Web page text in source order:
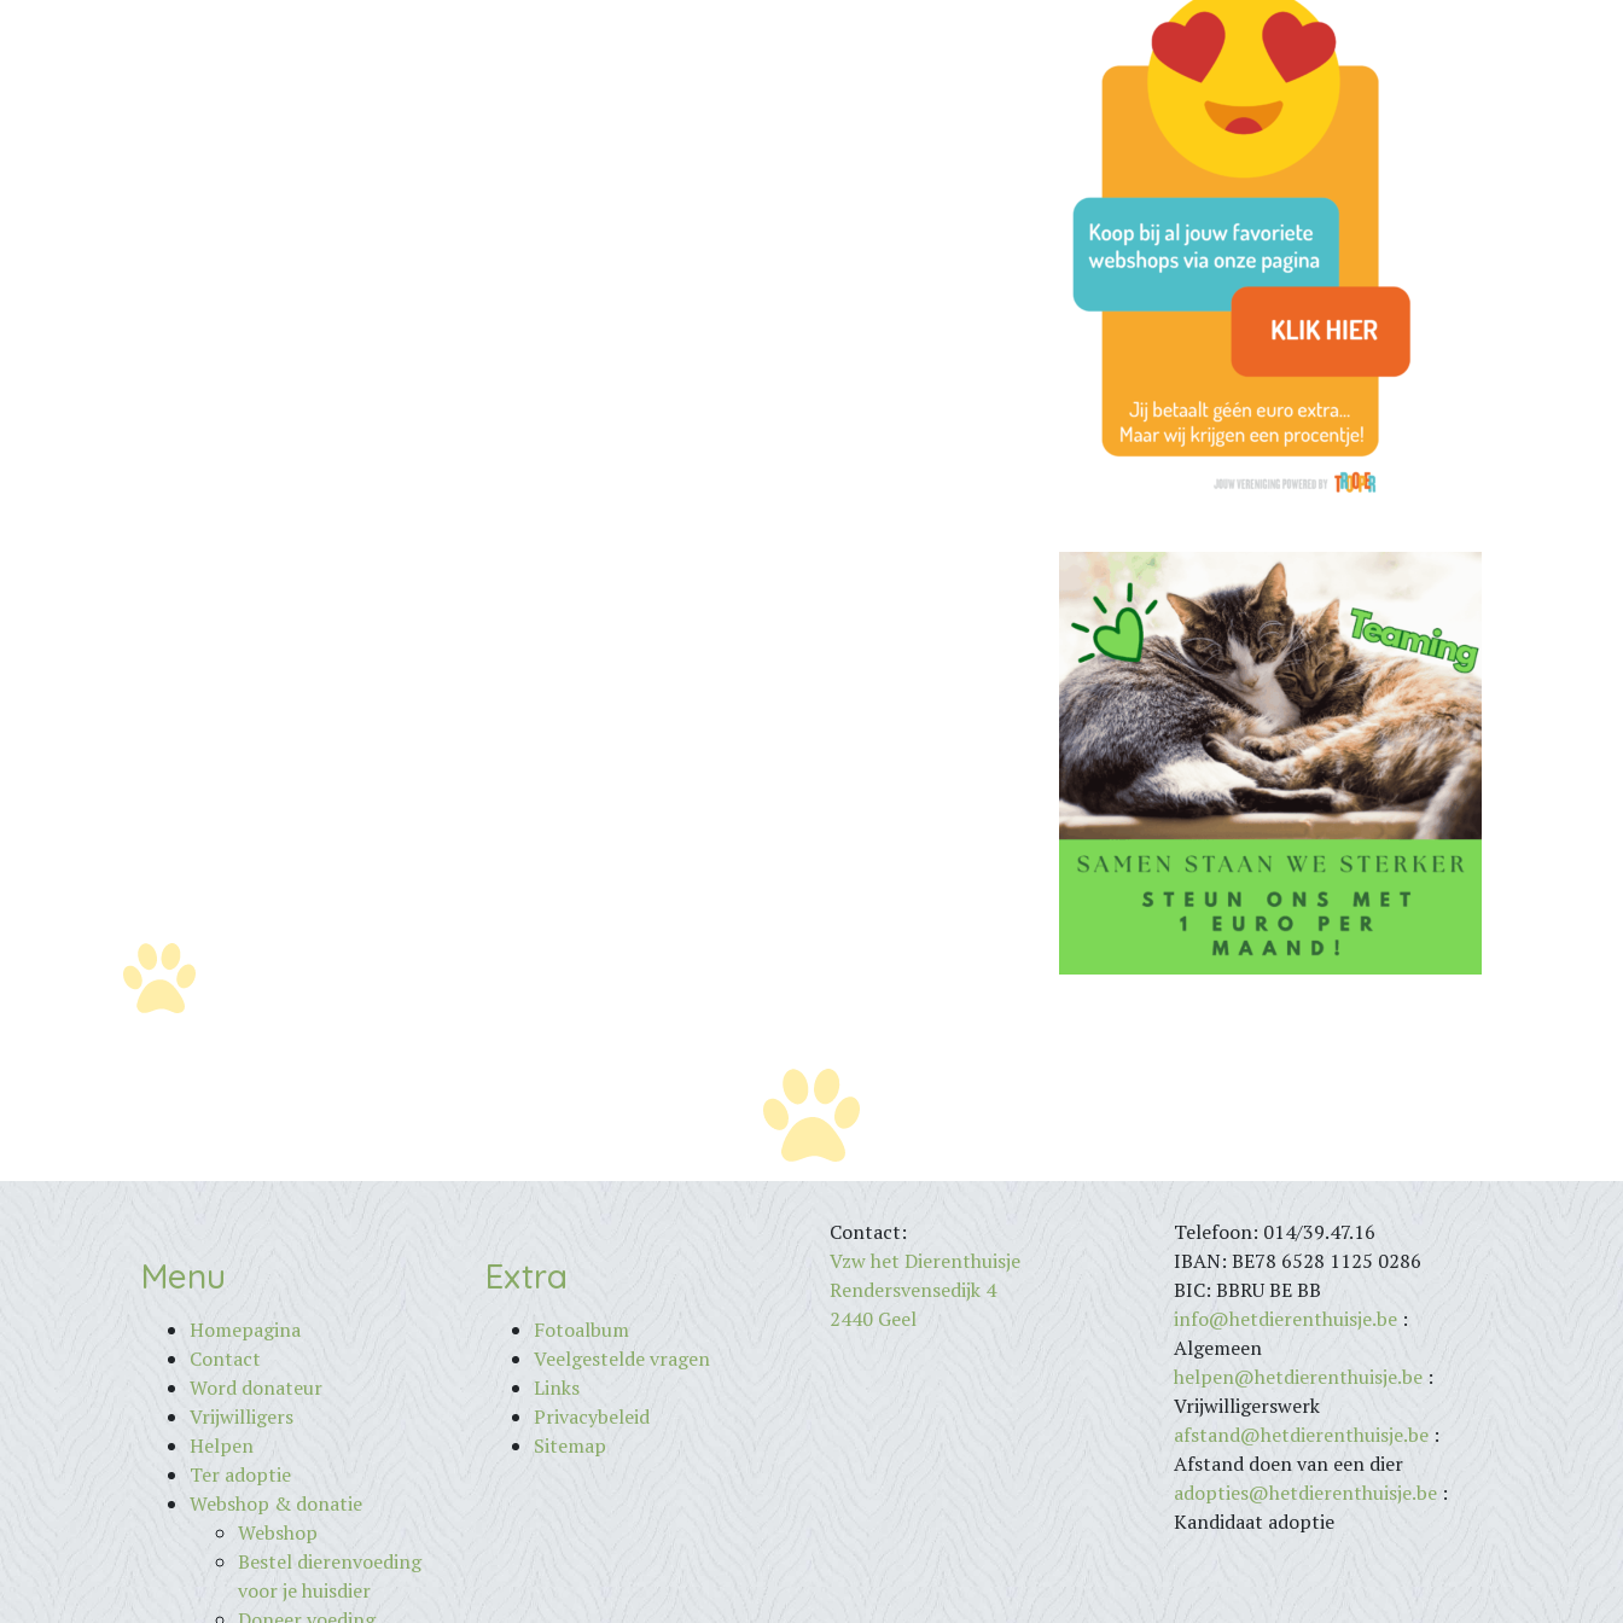
Menu
Homepagina
Contact
Word donateur
Vrijwilligers
Helpen
Ter adoptie
Webshop & donatie
Webshop
Bestel dierenvoeding
voor je huisdier
Extra
Fotoalbum
Veelgestelde vragen
Links
Privacybeleid
Sitemap
Contact:
Vzw het Dierenthuisje
Rendersvensedijk 4
2440 Geel
Telefoon: 014/39.47.16
IBAN: BE78 6528 1125 0286
BIC: BBRU BE BB
info@hetdierenthuisje.be :
Algemeen
helpen@hetdierenthuisje.be :
Vrijwilligerswerk
afstand@hetdierenthuisje.be :
Afstand doen van een dier
adopties@hetdierenthuisje.be :
Kandidaat adoptie